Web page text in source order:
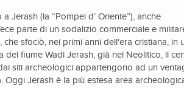
Jerash (la “Pompei d’ Oriente”), anche
parte di un sodalizio commerciale e
sfociò, nei primi anni dell'era cristiana, in
fiume Wadi Jerash, già nel Neolitico, il
siti archeologici appartengono ad un
Jerash è la più estesa area